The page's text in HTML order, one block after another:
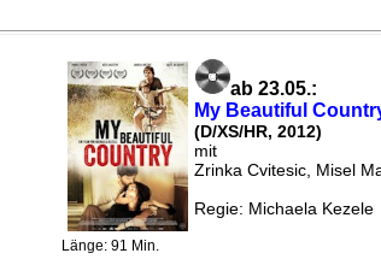
ab 23.05.:
My Beautiful
(D/XS/HR, 2012)
mit
Zrinka Cvitesic, Misel
Regie: Michaela Kezele
Länge: 91 Min.